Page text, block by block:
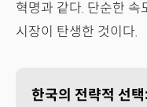
혁명과 같다. 단순한
시장이 탄생한 것이다.
한국의 전략적 선